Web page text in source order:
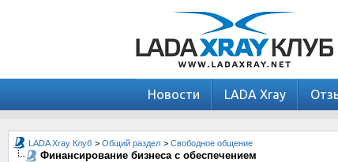
Новости LADA Xray
LADA Xray Клуб > Общий раздел > Свободное общение
Финансирование бизнеса с обеспечением